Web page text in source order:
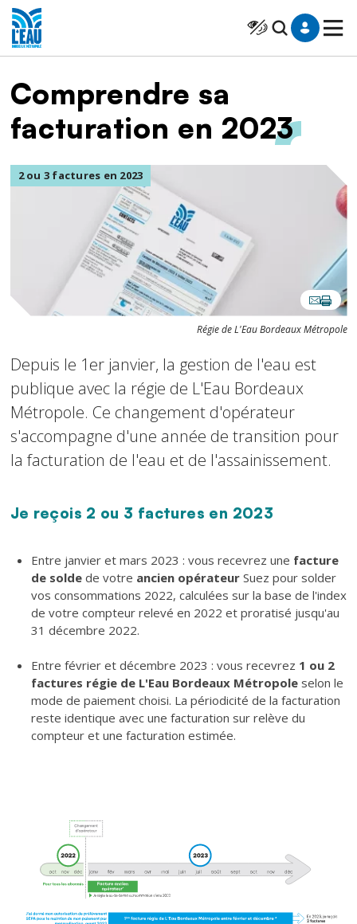
Cliquer pour
Fil d'Ariane
Comprendre sa
facturation en 2023
2 ou 3 factures en 2023
Image
Régie de L'Eau Bordeaux Métropole
Depuis le 1er janvier, la gestion de l'eau est
publique avec la régie de L'Eau Bordeaux
Métropole. Ce changement d'opérateur
s'accompagne d'une année de transition pour
la facturation de l'eau et de l'assainissement.
Texte
Je reçois 2 ou 3 factures en 2023
Entre janvier et mars 2023 : vous recevrez une facture
de soldede votre ancien opérateurSuez pour solder
vos consommations 2022, calculées sur la base de l'index
de votre compteur relevé en 2022 et proratisé jusqu'au
31 décembre 2022.
Entre février et décembre 2023 : vous recevrez 1 ou 2
factures régie de L'Eau Bordeaux Métropoleselon le
mode de paiement choisi. La périodicité de la facturation
reste identique avec une facturation sur relève du
compteur et une facturation estimée.
Panneau de gestion des cookies